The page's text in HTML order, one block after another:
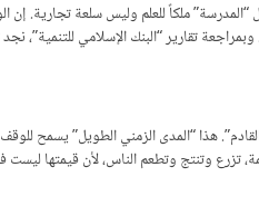
ملكاً للعلم وليس سلعة تجارية. إن
تقارير “البنك الإسلامي للتنمية”،
هذا “المدى الزمني الطويل” يسمح
تزرع وتنتج وتطعم الناس، لأن قيمتها